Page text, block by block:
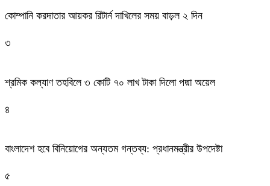
কোম্পানি করদাতার আয়কর রিটার্ন দাখিলের সময় বাড়ল ২ দিন
৩
শ্রমিক কল্যাণ তহবিলে ৩ কোটি ৭০ লাখ টাকা দিলো পদ্মা অয়েল
৪
বাংলাদেশ হবে বিনিয়োগের অন্যতম গন্তব্য: প্রধানমন্ত্রীর উপদেষ্টা
৫